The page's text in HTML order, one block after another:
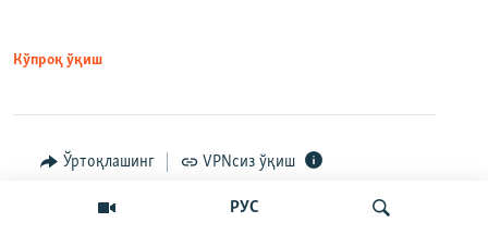
РУС
Кўпроқ ўқиш
Ўртоқлашинг VPNсиз ўқиш